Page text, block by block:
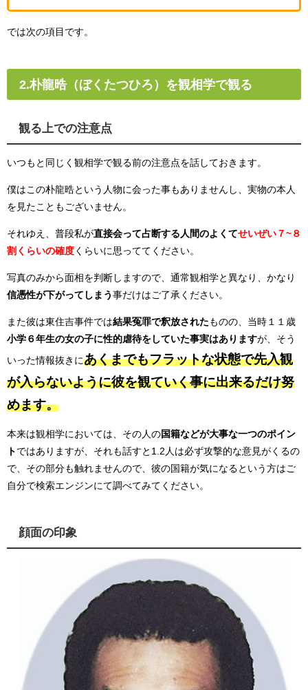
では次の項目です。
2.朴龍晧（ぼくたつひろ）を観相学で観る
観る上での注意点
いつもと同じく観相学で観る前の注意点を話しておきます。
僕はこの朴龍晧という人物に会った事もありませんし、実物の本人
を見たこともございません。
それゆえ、普段私が直接会って占断する人間のよくてせいぜい７~８
割くらいの確度 くらいに思っててください。
写真のみから面相を判断しますので、通常観相学と異なり、かなり
信憑性が下がってしまう 事だけはご了承ください。
また彼は東住吉事件では結果冤罪で釈放された ものの、当時１１歳
小学６年生の女の子に性的虐待をしていた事実はありますが、そう
いった情報抜きにあくまでもフラットな状態で先入観
が入らないように彼を観ていく事に出来るだけ努
めます。
本来は観相学においては、その人の国籍などが大事な一つのポイン
ト ではありますが、それも話すと1.2人は必ず攻撃的な意見がくるの
で、その部分も触れませんので、彼の国籍が気になるという方はご
自分で検索エンジンにて調べてみてください。
顔面の印象